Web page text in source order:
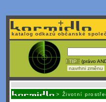
katalog odkazů občanské
! TIP : (právo
navrhni změnu
> Životní